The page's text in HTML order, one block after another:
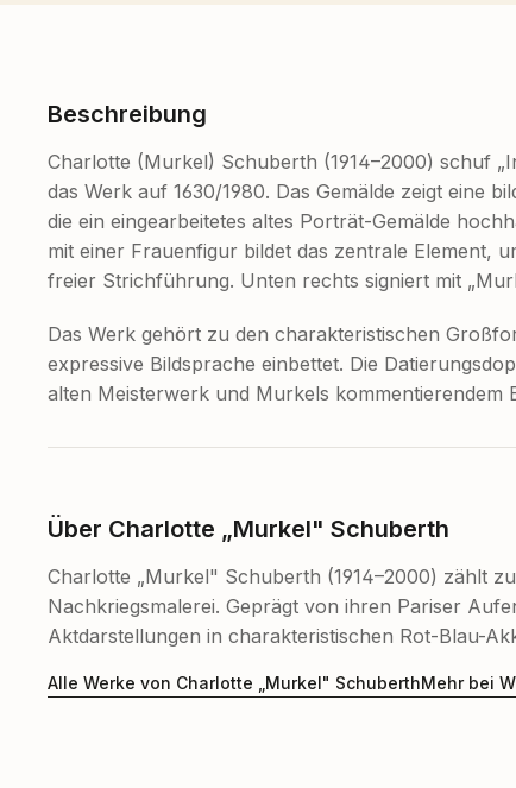
Beschreibung
Charlotte (Murkel) Schuberth (1914–2000) schuf
das Werk auf 1630/1980. Das Gemälde zeigt eine
die ein eingearbeitetes altes Porträt-Gemälde
mit einer Frauenfigur bildet das zentrale Element,
freier Strichführung. Unten rechts signiert mit
Das Werk gehört zu den charakteristischen
expressive Bildsprache einbettet. Die
alten Meisterwerk und Murkels kommentierendem
Über Charlotte „Murkel" Schuberth
Charlotte „Murkel" Schuberth (1914–2000) zählt
Nachkriegsmalerei. Geprägt von ihren Pariser
Aktdarstellungen in charakteristischen Rot-Blau-
Alle Werke von Charlotte „Murkel" SchuberthMehr bei